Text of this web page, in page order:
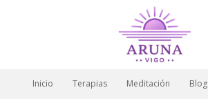
Inicio Terapias Meditación Blog